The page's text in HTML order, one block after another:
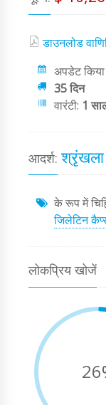
डाउनलोड
अपडेट किया
35 दिन
वारंटी: 1
आदर्श: श्रृंखला
के रूप में
जिलेटिन
लोकप्रिय खोजें